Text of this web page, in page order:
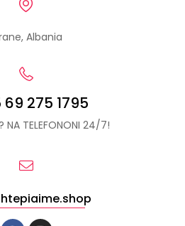
Albania
275 1795
NA TELEFONONI 24/7!